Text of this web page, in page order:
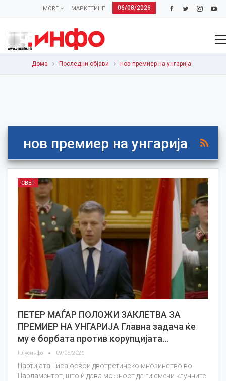
06/08/2026
МАРКЕТИНГ
MORE
Дома Последни објави нов премиер на унгарија
нов премиер на унгарија
СВЕТ
ПЕТЕР МАЃАР ПОЛОЖИ ЗАКЛЕТВА ЗА
ПРЕМИЕР НА УНГАРИЈА Главна задача ќе
му е борбата против корупцијата…
Плусинфо 09/05/2026
Партијата Тиса освои двотретинско мнозинство во
Парламентот, што ѝ дава можност да ги смени клучните